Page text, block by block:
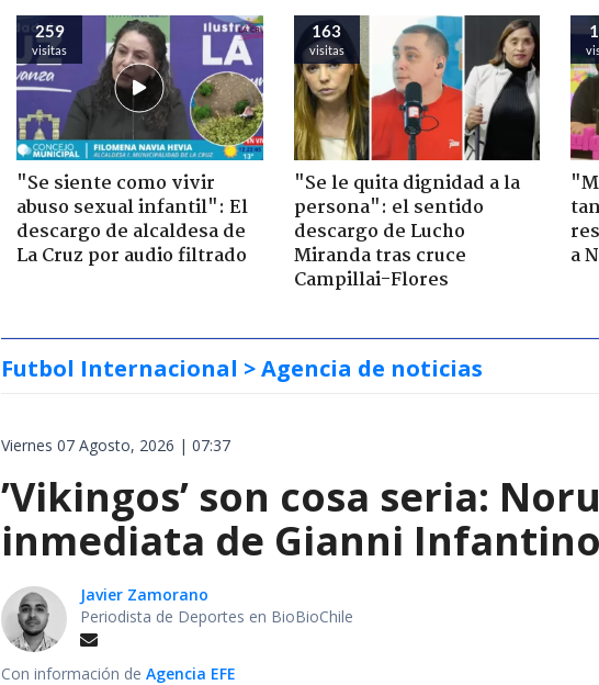
259
visitas
"Se siente como vivir
abuso sexual infantil": El
descargo de alcaldesa de
La Cruz por audio filtrado
163
visitas
"Se le quita dignidad a la
persona": el sentido
descargo de Lucho
Miranda tras cruce
Campillai-Flores
a
Futbol Internacional > Agencia de noticias
Viernes 07 Agosto, 2026 | 07:37
’Vikingos’ son cosa seria:
inmediata de Gianni
Javier Zamorano
Periodista de Deportes en BioBioChile
Con información de Agencia EFE